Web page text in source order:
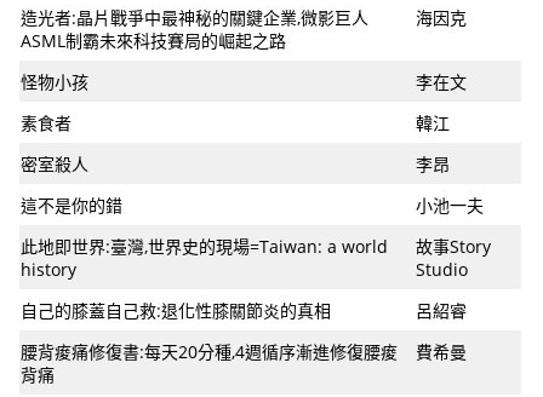
造光者:晶片戰爭中最神秘的關鍵企業,微影巨人
ASML制霸未來科技賽局的崛起之路
海因克
怪物小孩
李在文
素食者
韓江
密室殺人
李昂
這不是你的錯
小池一夫
此地即世界:臺灣,世界史的現場=Taiwan: a world
history
故事Story
Studio
自己的膝蓋自己救:退化性膝關節炎的真相
呂紹睿
腰背痠痛修復書:每天20分種,4週循序漸進修復腰痠
背痛
費希曼